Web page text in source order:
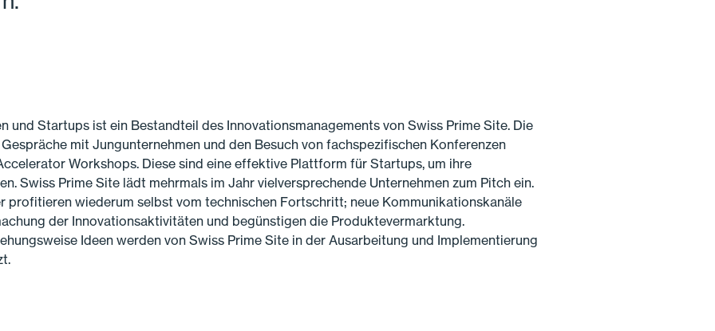
und Startups ist ein Bestandteil des Innovationsmanagements von Swiss Prime Site. Die
mit Jungunternehmen und den Besuch von fachspezifischen Konferenzen
Workshops. Diese sind eine effektive Plattform für Startups, um ihre
Swiss Prime Site lädt mehrmals im Jahr vielversprechende Unternehmen zum Pitch ein.
profitieren wiederum selbst vom technischen Fortschritt; neue Kommunikationskanäle
der Innovationsaktivitäten und begünstigen die Produktevermarktung.
Ideen werden von Swiss Prime Site in der Ausarbeitung und Implementierung